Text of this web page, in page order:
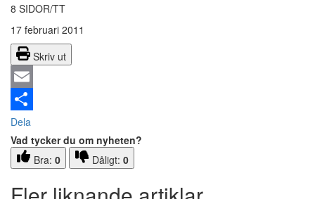
8 SIDOR/TT
17 februari 2011
Skriv ut
Email
Dela
Vad tycker du om nyheten?
Bra: 0 Dåligt: 0